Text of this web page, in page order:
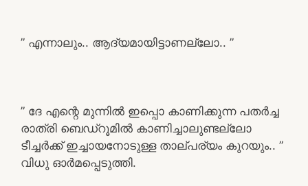
” എന്നാലും.. ആദ്യമായിട്ടാണല്ലോ.. ”
” ദേ എന്റെ മുന്നിൽ ഇപ്പൊ കാണിക്കുന്ന പതർച്ച
രാത്രി ബെഡ്‌റൂമിൽ കാണിച്ചാലുണ്ടല്ലോ
ടീച്ചർക്ക് ഇച്ചായനോടുള്ള താല്പര്യം കുറയും.. ”
വിധു ഓർമപ്പെടുത്തി.